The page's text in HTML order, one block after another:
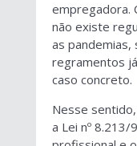
empregadora.
não existe
as pandemias,
regramentos
caso concreto.
Nesse
a Lei nº